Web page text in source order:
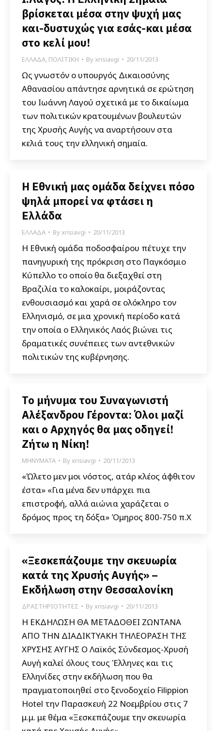
βρίσκεται μέσα στην ψυχή μας
και-δυστυχώς για εσάς-και μέσα
στο κελί μου!
ΕΛΛΑΔΑ, ΠΟΛΙΤΙΚΗ Byxrisiavgi 20/11/2013
Ως γνωστόν ο υπουργός Δικαιοσύνης
Αθανασίου απάντησε αρνητικά σε ερώτηση
του Ιωάννη Λαγού σχετικά με το δικαίωμα
των πολιτικών κρατουμένων βουλευτών
της Χρυσής Αυγής να αναρτήσουν στα
κελιά τους την ελληνική σημαία.
Η Εθνική μας ομάδα δείχνει πόσο
ψηλά μπορεί να φτάσει η
Ελλάδα
ΕΛΛΑΔΑ Byxrisiavgi 20/11/2013
Η Εθνική ομάδα ποδοσφαίρου πέτυχε την
πανηγυρική της πρόκριση στο Παγκόσμιο
Κύπελλο το οποίο θα διεξαχθεί στη
Βραζιλία το καλοκαίρι, μοιράζοντας
ενθουσιασμό και χαρά σε ολόκληρο τον
Ελληνισμό, σε μια χρονική περίοδο κατά
την οποία ο Ελληνικός Λαός βιώνει τις
δραματικές συνέπειες των αντεθνικών
πολιτικών της κυβέρνησης.
Το μήνυμα του Συναγωνιστή
Αλέξανδρου Γέροντα: Όλοι μαζί
και ο Αρχηγός θα μας οδηγεί!
Ζήτω η Νίκη!
ΜΗΝΥΜΑΤΑ Byxrisiavgi 20/11/2013
«Ώλετο μεν μοι νόστος, ατάρ κλέος άφθιτον
έστα» «Για μένα δεν υπάρχει πια
επιστροφή, αλλά αιώνια χαράζεται ο
δρόμος προς τη δόξα» Όμηρος 800-750 π.Χ
«Ξεσκεπάζουμε την σκευωρία
κατά της Χρυσής Αυγής» –
Εκδήλωση στην Θεσσαλονίκη
ΔΡΑΣΤΗΡΙΟΤΗΤΕΣ Byxrisiavgi 20/11/2013
Η ΕΚΔΗΛΩΣΗ ΘΑ ΜΕΤΑΔΟΘΕΙ ΖΩΝΤΑΝΑ
ΑΠΟ ΤΗΝ ΔΙΑΔΙΚΤΥΑΚΗ ΤΗΛΕΟΡΑΣΗ ΤΗΣ
ΧΡΥΣΗΣ ΑΥΓΗΣ Ο Λαϊκός Σύνδεσμος-Χρυσή
Αυγή καλεί όλους τους Έλληνες και τις
Ελληνίδες στην εκδήλωση που θα
πραγματοποιηθεί στο ξενοδοχείο Filippion
Hotel την Παρασκευή 22 Νοεμβρίου στις 7
μ.μ. με θέμα «Ξεσκεπάζουμε την σκευωρία